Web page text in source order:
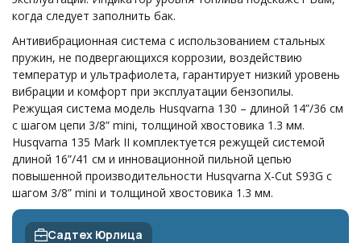
когда следует заполнить бак.
Антивибрационная система с использованием стальных
пружин, не подвергающихся коррозии, воздействию
температур и ультрафиолета, гарантирует низкий уровень
вибрации и комфорт при эксплуатации бензопилы.
Режущая система модель Husqvarna 130 – длиной 14”/36 см
с шагом цепи 3/8” mini, толщиной хвостовика 1.3 мм.
Husqvarna 135 Mark II комплектуется режущей системой
длиной 16”/41 см и инновационной пильной цепью
повышенной производительности Husqvarna X-Cut S93G с
шагом 3/8” mini и толщиной хвостовика 1.3 мм.
Садтех Юрлица